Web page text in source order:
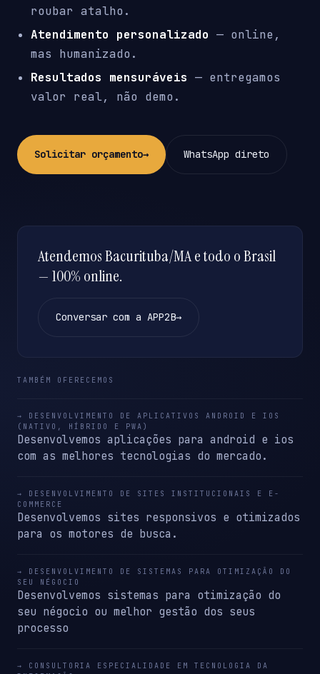
roubar atalho.
Atendimento personalizado — online,
mas humanizado.
Resultados mensuráveis — entregamos
valor real, não demo.
Solicitar orçamento→ WhatsApp direto
Atendemos Bacurituba/MA e todo o Brasil
— 100% online.
Conversar com a APP2B→
TAMBÉM OFERECEMOS
→ DESENVOLVIMENTO DE APLICATIVOS ANDROID E IOS
(NATIVO, HÍBRIDO E PWA)
Desenvolvemos aplicações para android e ios
com as melhores tecnologias do mercado.
→ DESENVOLVIMENTO DE SITES INSTITUCIONAIS E E-
COMMERCE
Desenvolvemos sites responsivos e otimizados
para os motores de busca.
→ DESENVOLVIMENTO DE SISTEMAS PARA OTIMIZAÇÃO DO
SEU NÉGOCIO
Desenvolvemos sistemas para otimização do
seu négocio ou melhor gestão dos seus
processo
→ CONSULTORIA ESPECIALIDADE EM TECNOLOGIA DA